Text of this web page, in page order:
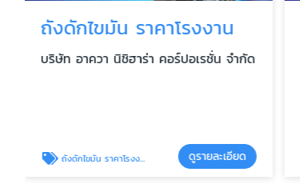
ถังดักไขมัน ราคาโรงงาน
บริษัท อาควา นิชิฮาร่า คอร์ปอเรชั่น จำกัด
ถังดักไขมัน ราคาโรงงาน ดูรายละเอียด